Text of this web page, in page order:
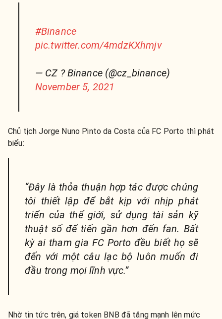
#Binance
pic.twitter.com/4mdzKXhmjv
— CZ ? Binance (@cz_binance)
November 5, 2021
Chủ tịch Jorge Nuno Pinto da Costa của FC Porto thì phát
biểu:
“Đây là thỏa thuận hợp tác được chúng
tôi thiết lập để bắt kịp với nhịp phát
triển của thế giới, sử dụng tài sản kỹ
thuật số để tiến gần hơn đến fan. Bất
kỳ ai tham gia FC Porto đều biết họ sẽ
đến với một câu lạc bộ luôn muốn đi
đầu trong mọi lĩnh vực.”
Nhờ tin tức trên, giá token BNB đã tăng mạnh lên mức